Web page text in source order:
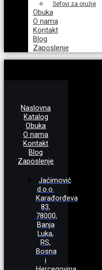
Sefovi za oružje
Obuka
O nama
Kontakt
Blog
Zaposlenje
Naslovna
Katalog
Obuka
O nama
Kontakt
Blog
Zaposlenje
Jaćimović
d.o.o.
Karađorđeva
83,
78000,
Banja
Luka,
RS,
Bosna
i